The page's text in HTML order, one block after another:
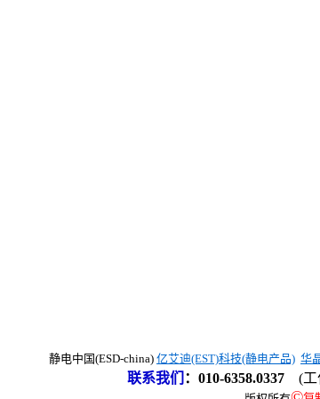
静电中国(ESD-china) 亿艾迪(EST)科技(静电产品) 华
联系我们 ： 010-6358.0337 (工